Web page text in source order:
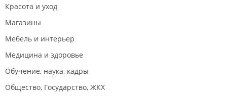
Красота и уход
Магазины
Мебель и интерьер
Медицина и здоровье
Обучение, наука, кадры
Общество, Государство, ЖКХ